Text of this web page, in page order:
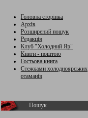
Головна сторінка
Архів
Розширений пошук
Редакція
Клуб "Холодний Яр"
Книги - поштою
Гостьова книга
Стежками холодноярських
отаманів
Пошук